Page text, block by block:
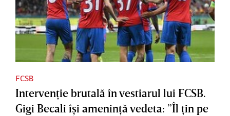
FCSB
Intervenţie brutală în vestiarul lui FCSB.
Gigi Becali îşi ameninţă vedeta: ”Îl ţin pe